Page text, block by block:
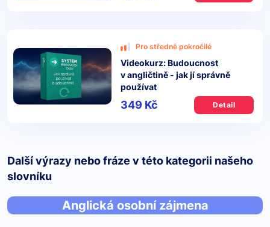
Pro středně pokročilé
Videokurz: Budoucnost
v angličtině - jak jí správně
používat
349 Kč Detail
Další výrazy nebo fráze v této kategorii našeho
slovníku
Anglická osobní zájmena